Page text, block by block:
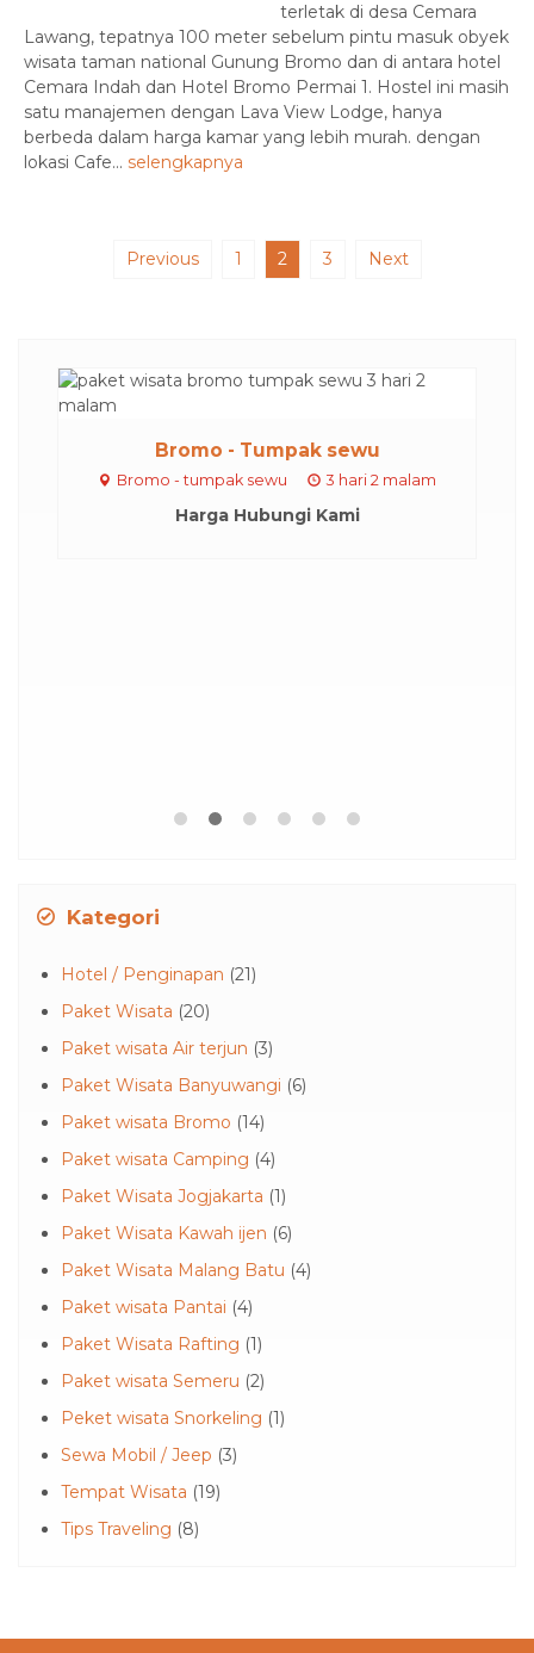
terletak di desa Cemara
Lawang, tepatnya 100 meter sebelum pintu masuk obyek
wisata taman national Gunung Bromo dan di antara hotel
Cemara Indah dan Hotel Bromo Permai 1. Hostel ini masih
satu manajemen dengan Lava View Lodge, hanya
berbeda dalam harga kamar yang lebih murah. dengan
lokasi Cafe... selengkapnya
Previous 1 2 3 Next
Bromo - Tumpak sewu
Bromo - tumpak sewu 3 hari 2 malam
Harga Hubungi Kami
Kategori
Hotel / Penginapan (21)
Paket Wisata (20)
Paket wisata Air terjun (3)
Paket Wisata Banyuwangi (6)
Paket wisata Bromo (14)
Paket wisata Camping (4)
Paket Wisata Jogjakarta (1)
Paket Wisata Kawah ijen (6)
Paket Wisata Malang Batu (4)
Paket wisata Pantai (4)
Paket Wisata Rafting (1)
Paket wisata Semeru (2)
Peket wisata Snorkeling (1)
Sewa Mobil / Jeep (3)
Tempat Wisata (19)
Tips Traveling (8)